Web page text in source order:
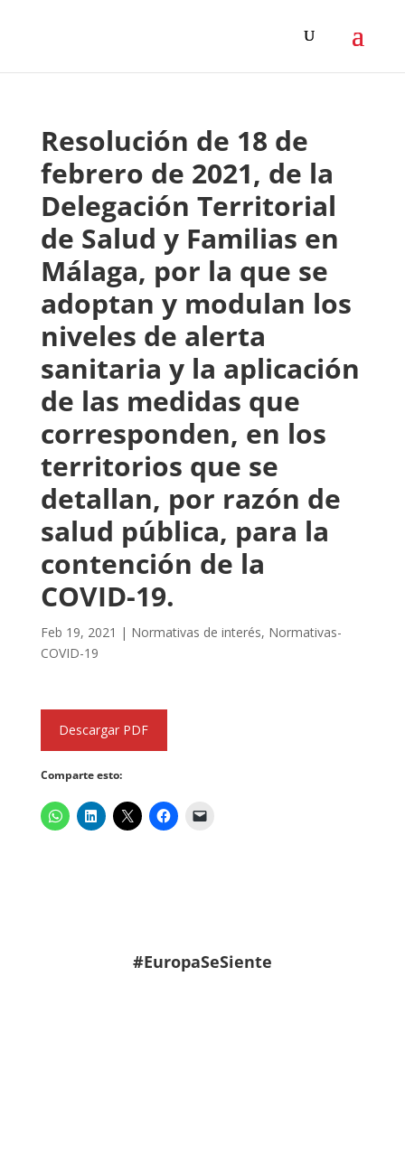
Resolución de 18 de
febrero de 2021, de la
Delegación Territorial
de Salud y Familias en
Málaga, por la que se
adoptan y modulan los
niveles de alerta
sanitaria y la aplicación
de las medidas que
corresponden, en los
territorios que se
detallan, por razón de
salud pública, para la
contención de la
COVID-19.
Feb 19, 2021 | Normativas de interés, Normativas-
COVID-19
Descargar PDF
Comparte esto:
#EuropaSeSiente